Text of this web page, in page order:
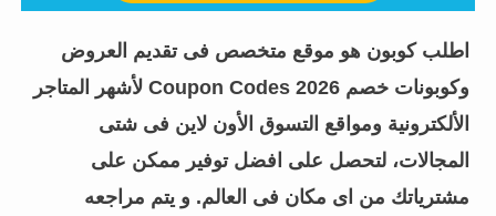
اطلب كوبون هو موقع متخصص فى تقديم العروض
وكوبونات خصم Coupon Codes 2026 لأشهر المتاجر
الألكترونية ومواقع التسوق الأون لاين فى شتى
المجالات، لتحصل على افضل توفير ممكن على
مشترياتك من اى مكان فى العالم. و يتم مراجعه